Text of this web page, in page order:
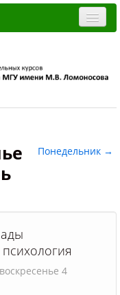
Понедельник →
воскресенье 4